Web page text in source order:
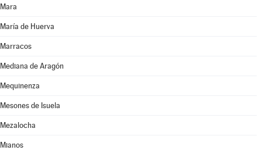
Mara
María de Huerva
Marracos
Mediana de Aragón
Mequinenza
Mesones de Isuela
Mezalocha
Mianos